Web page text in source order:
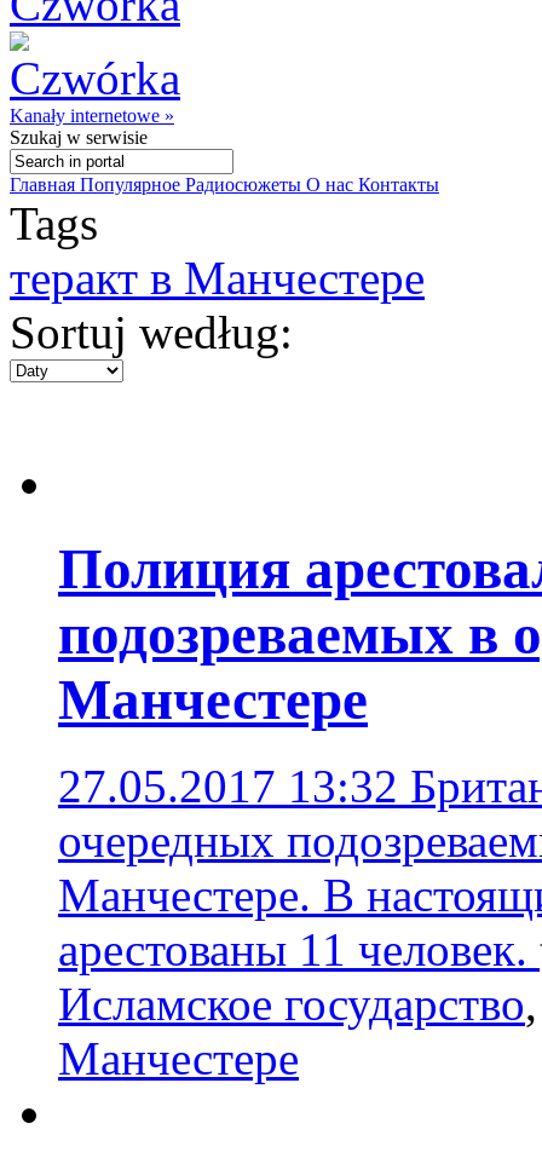
Kanały internetowe »
Szukaj w serwisie
Главная Популярное Радиосюжеты О нас Контакты
Tags
теракт в Манчестере
Sortuj według:
Полиция
подозреваемых в
Манчестере
27.05.2017 13:32
очередных
Манчестере. В
арестованы 11 человек.
Исламское государство
Манчестере